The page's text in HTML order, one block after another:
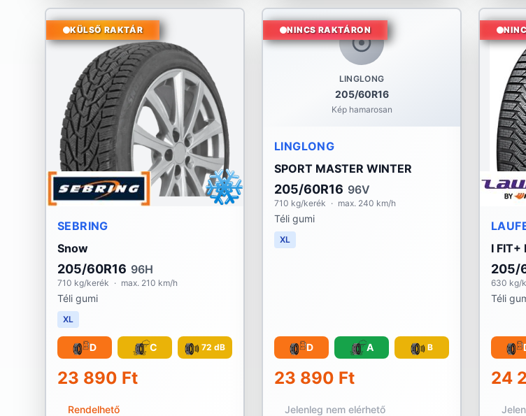
KÜLSŐ RAKTÁR
SEBRING
Snow
205/60R16 96H
710 kg/kerék · max. 210 km/h
Téli gumi
XL
D C 72 dB
23 890 Ft
Rendelhető
LINGLONG
205/60R16
Kép hamarosan
NINCS RAKTÁRON
LINGLONG
SPORT MASTER WINTER
205/60R16 96V
710 kg/kerék · max. 240 km/h
Téli gumi
XL
D A B
23 890 Ft
Jelenleg nem elérhető
I FIT+
205/
630 kg/
Téli
24